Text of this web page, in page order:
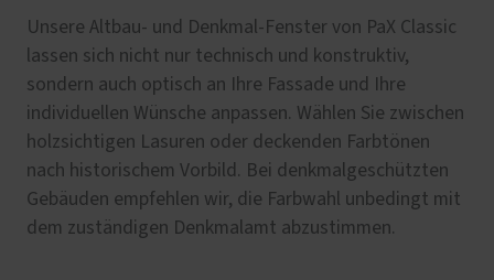
Unsere Altbau- und Denkmal-Fenster von PaX Classic
lassen sich nicht nur technisch und konstruktiv,
sondern auch optisch an Ihre Fassade und Ihre
individuellen Wünsche anpassen. Wählen Sie zwischen
holzsichtigen Lasuren oder deckenden Farbtönen
nach historischem Vorbild. Bei denkmalgeschützten
Gebäuden empfehlen wir, die Farbwahl unbedingt mit
dem zuständigen Denkmalamt abzustimmen.